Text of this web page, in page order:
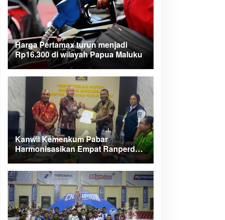
Harga Pertamax turun menjadi
Rp16.300 di wilayah Papua Maluku
Kanwil Kemenkum Pabar
Harmonisasikan Empat Ranperda
Kabupaten Teluk Wondama